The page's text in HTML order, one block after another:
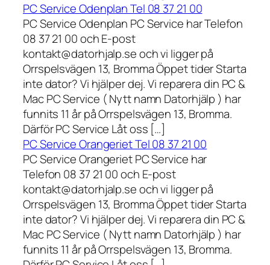
PC Service Odenplan Tel 08 37 21 00
PC Service Odenplan PC Service har Telefon
08 37 21 00 och E-post
kontakt@datorhjalp.se och vi ligger på
Orrspelsvägen 13, Bromma Öppet tider Starta
inte dator? Vi hjälper dej. Vi reparera din PC &
Mac PC Service ( Nytt namn Datorhjälp ) har
funnits 11 år på Orrspelsvägen 13, Bromma.
Därför PC Service Låt oss […]
PC Service Orangeriet Tel 08 37 21 00
PC Service Orangeriet PC Service har
Telefon 08 37 21 00 och E-post
kontakt@datorhjalp.se och vi ligger på
Orrspelsvägen 13, Bromma Öppet tider Starta
inte dator? Vi hjälper dej. Vi reparera din PC &
Mac PC Service ( Nytt namn Datorhjälp ) har
funnits 11 år på Orrspelsvägen 13, Bromma.